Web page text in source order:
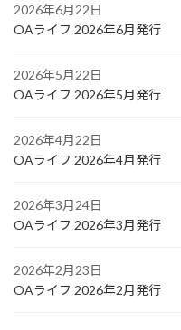
2026年6月22日
OAライフ 2026年6月発行
2026年5月22日
OAライフ 2026年5月発行
2026年4月22日
OAライフ 2026年4月発行
2026年3月24日
OAライフ 2026年3月発行
2026年2月23日
OAライフ 2026年2月発行